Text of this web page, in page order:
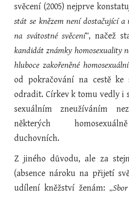
svěcení (2005) nejprve
stát se knězem není dostačující a
na svátostné svěcení“, načež
kandidát známky homosexuality
hluboce zakořeněné
od pokračování na cestě ke
odradit. Církev k tomu vedly i
sexuálním zneužíváním
některých
duchovních.
Z jiného důvodu, ale za
(absence nároku na přijetí
udílení kněžství ženám: